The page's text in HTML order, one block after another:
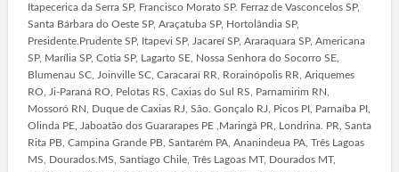
Itapecerica da Serra SP, Francisco Morato SP. Ferraz de Vasconcelos SP,
Santa Bárbara do Oeste SP, Araçatuba SP, Hortolândia SP,
Presidente.Prudente SP, Itapevi SP, Jacareí SP, Araraquara SP, Americana
SP, Marília SP, Cotia SP, Lagarto SE, Nossa Senhora do Socorro SE,
Blumenau SC, Joinville SC, Caracaraí RR, Rorainópolis RR, Ariquemes
RO, Ji-Paraná RO, Pelotas RS, Caxias do Sul RS, Parnamirim RN,
Mossoró RN, Duque de Caxias RJ, São. Gonçalo RJ, Picos PI, Parnaíba PI,
Olinda PE, Jaboatão dos Guararapes PE ,Maringá PR, Londrina. PR, Santa
Rita PB, Campina Grande PB, Santarém PA, Ananindeua PA, Três Lagoas
MS, Dourados.MS, Santiago Chile, Três Lagoas MT, Dourados MT,